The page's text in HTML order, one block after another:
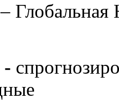
– Глобальная
-